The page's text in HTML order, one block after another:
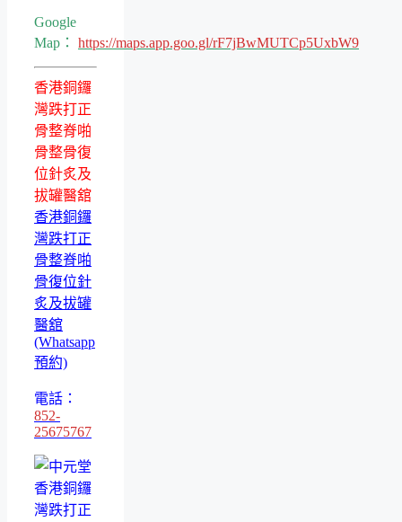
Google
Map： https://maps.app.goo.gl/rF7jBwMUTCp5UxbW9
香港銅鑼
灣跌打正
骨整脊啪
骨整骨復
位針炙及
拔罐醫舘
香港銅鑼
灣跌打正
骨整脊啪
骨復位針
炙及拔罐
醫舘
(Whatsapp
預約)
電話：
852-
25675767